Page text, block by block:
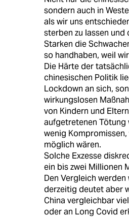
sondern auch in
als wir uns
sterben zu lassen
Starken die
so handhaben, weil
Die Härte der
chinesischen Politik
Lockdown an sich,
wirkungslosen
von Kindern und
aufgetretenen Tötung
wenig
möglich wären.
Solche Exzesse
ein bis zwei Millionen
Den Vergleich werden
derzeitig deutet aber
China vergleichbar
oder an Long Covid